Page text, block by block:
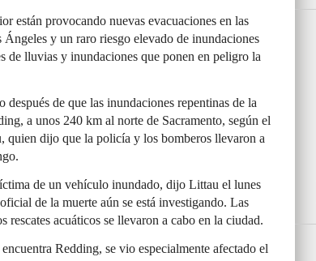
están provocando nuevas evacuaciones en las
Ángeles y un raro riesgo elevado de inundaciones
de lluvias y inundaciones que ponen en peligro la
después de que las inundaciones repentinas de la
a unos 240 km al norte de Sacramento, según el
quien dijo que la policía y los bomberos llevaron a
de un vehículo inundado, dijo Littau el lunes
de la muerte aún se está investigando. Las
rescates acuáticos se llevaron a cabo en la ciudad.
Redding, se vio especialmente afectado el